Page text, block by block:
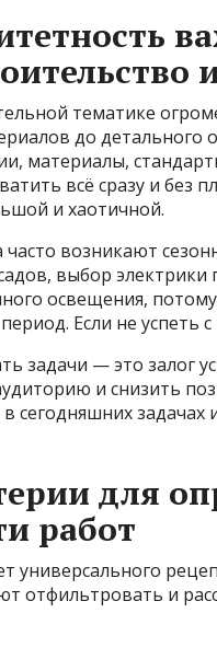
тематике
до детального
материалы,
всё сразу и без
и хаотичной.
возникают
выбор
освещения,
Если не успеть
задачи — это залог
и снизить
сегодняшних задачах
для
работ
универсального
отфильтровать и